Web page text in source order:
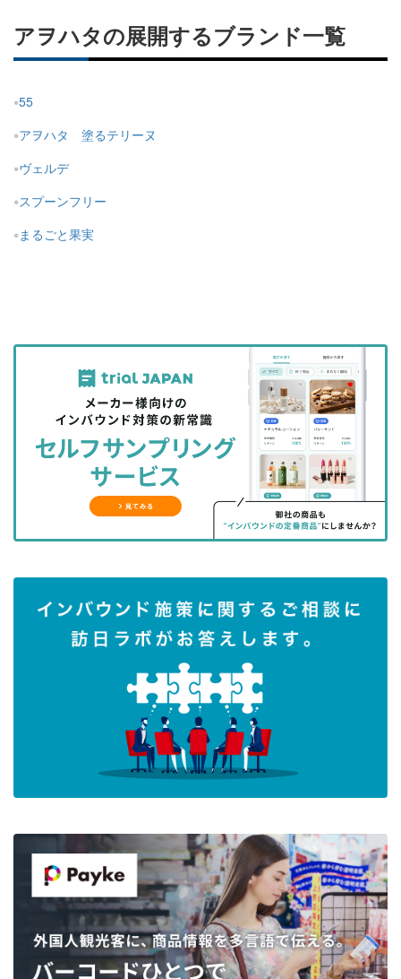
アヲハタの展開するブランド一覧
55
アヲハタ 塗るテリーヌ
ヴェルデ
スプーンフリー
まるごと果実